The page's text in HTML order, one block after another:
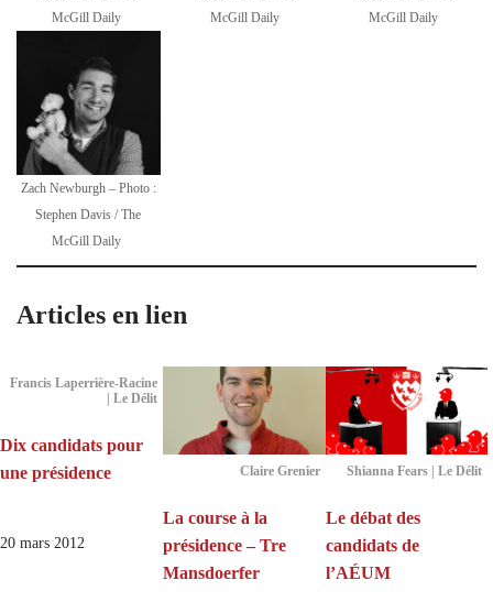
McGill Daily
McGill Daily
McGill Daily
Zach Newburgh – Photo :
Stephen Davis / The
McGill Daily
Articles en lien
Francis Laperrière-Racine
| Le Délit
Dix candidats pour
une présidence
20 mars 2012
Claire Grenier
La course à la
présidence – Tre
Mansdoerfer
Shianna Fears | Le Délit
Le débat des
candidats de
l’AÉUM